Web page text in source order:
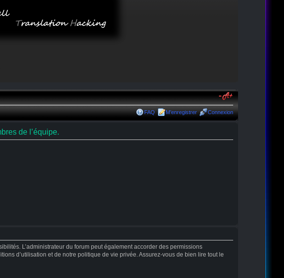
FAQ M’enregistrer Connexion
de l’équipe.
L’administrateur du forum peut également accorder des permissions
d’utilisation et de notre politique de vie privée. Assurez-vous de bien lire tout le